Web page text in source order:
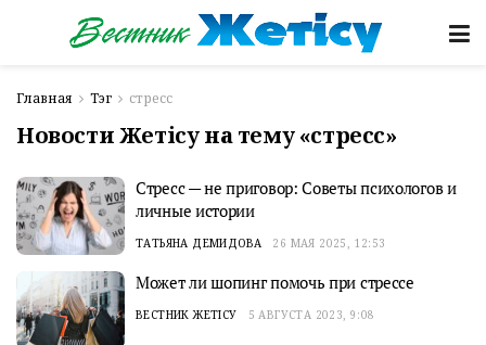
Главная Тэг стресс
Новости Жетісу на тему «стресс»
Стресс — не приговор: Советы психологов и
личные истории
ТАТЬЯНА ДЕМИДОВА 26 МАЯ 2025, 12:53
Может ли шопинг помочь при стрессе
ВЕСТНИК ЖЕТІСУ 5 АВГУСТА 2023, 9:08